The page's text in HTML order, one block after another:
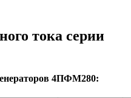
тока серии
4ПФМ280: